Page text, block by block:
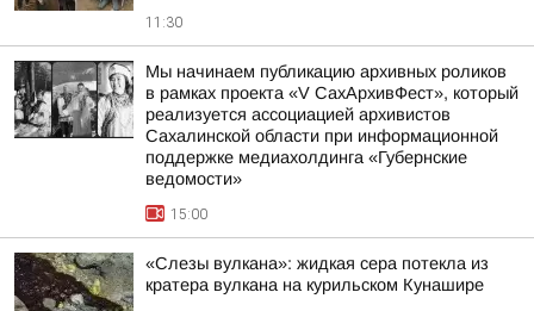
11:30
Мы начинаем публикацию архивных роликов
в рамках проекта «V СахАрхивФест», который
реализуется ассоциацией архивистов
Сахалинской области при информационной
поддержке медиахолдинга «Губернские
ведомости»
15:00
«Слезы вулкана»: жидкая сера потекла из
кратера вулкана на курильском Кунашире